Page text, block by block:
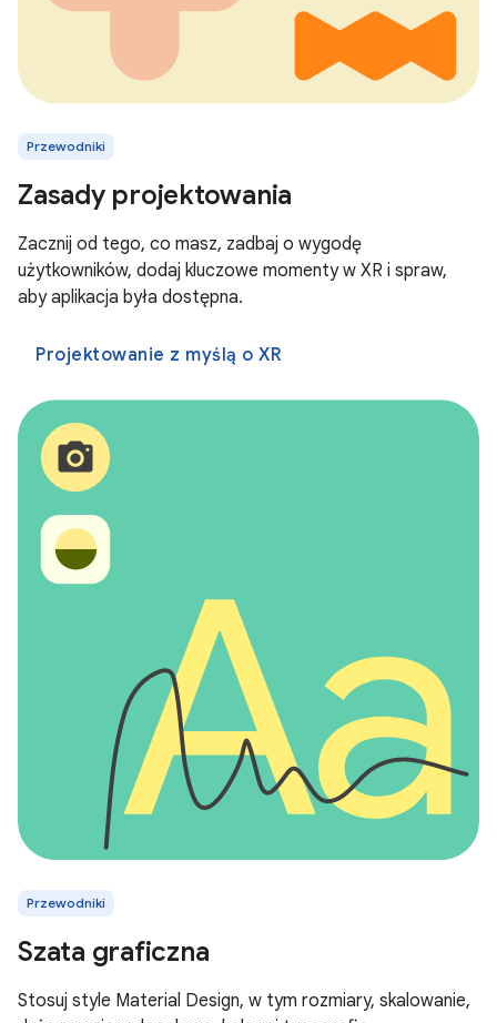
Przewodniki
Zasady projektowania
Zacznij od tego, co masz, zadbaj o wygodę
użytkowników, dodaj kluczowe momenty w XR i spraw,
aby aplikacja była dostępna.
Projektowanie z myślą o XR
Przewodniki
Szata graficzna
Stosuj style Material Design, w tym rozmiary, skalowanie,